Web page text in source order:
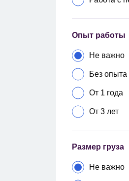
Опыт работы
Не важно
Без опыта
От 1 года
От 3 лет
Размер груза
Не важно